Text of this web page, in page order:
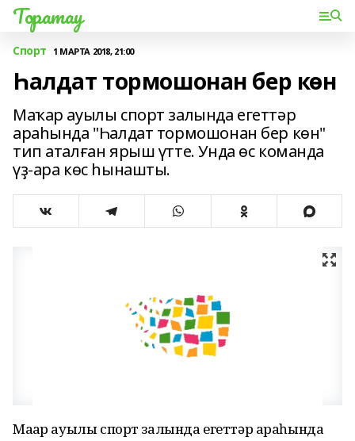
Торатау
Спорт 1 МАРТА 2018, 21:00
Һалдат тормошонан бер көн
Маҡар ауылы спорт залында егеттәр
араһында "Һалдат тормошонан бер көн"
тип аталған ярыш үтте. Унда өс команда
үҙ-ара көс һынашты.
Маҡар ауылы спорт залында егеттәр араһында